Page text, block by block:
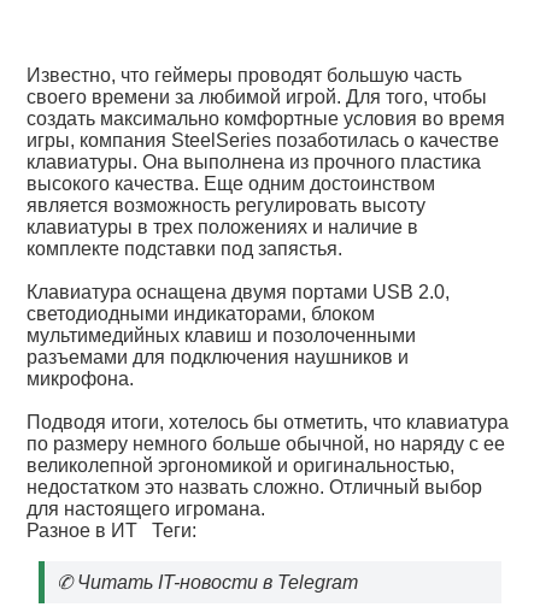
Известно, что геймеры проводят большую часть
своего времени за любимой игрой. Для того, чтобы
создать максимально комфортные условия во время
игры, компания SteelSeries позаботилась о качестве
клавиатуры. Она выполнена из прочного пластика
высокого качества. Еще одним достоинством
является возможность регулировать высоту
клавиатуры в трех положениях и наличие в
комплекте подставки под запястья.
Клавиатура оснащена двумя портами USB 2.0,
светодиодными индикаторами, блоком
мультимедийных клавиш и позолоченными
разъемами для подключения наушников и
микрофона.
Подводя итоги, хотелось бы отметить, что клавиатура
по размеру немного больше обычной, но наряду с ее
великолепной эргономикой и оригинальностью,
недостатком это назвать сложно. Отличный выбор
для настоящего игромана.
Разное в ИТ Теги:
✆Читать IT-новости в Telegram